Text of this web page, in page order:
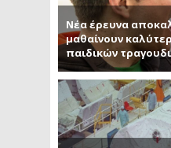
Νέα έρευνα
μαθαίνουν
παιδικών